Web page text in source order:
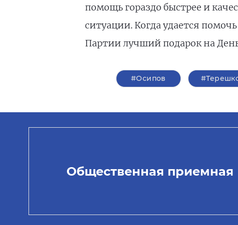
помощь гораздо быстрее и
ситуации. Когда удается
Партии лучший подарок на
#Осипов
Общественная приемная